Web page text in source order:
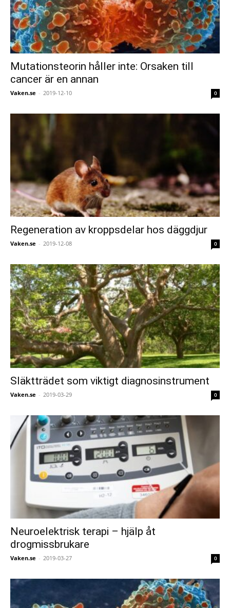
Mutationsteorin håller inte: Orsaken till
cancer är en annan
Vaken.se - 2019-12-10 0
Regeneration av kroppsdelar hos däggdjur
Vaken.se - 2019-12-08 0
Släktträdet som viktigt diagnosinstrument
Vaken.se - 2019-03-29 0
Neuroelektrisk terapi – hjälp åt
drogmissbrukare
Vaken.se - 2019-03-27 0